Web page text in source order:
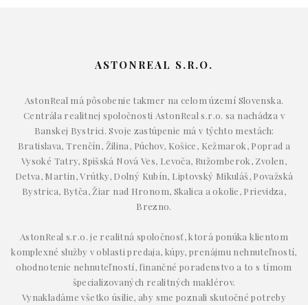
ASTONREAL S.R.O.
AstonReal má pôsobenie takmer na celom území Slovenska.
Centrála realitnej spoločnosti AstonReal s.r.o. sa nachádza v
Banskej Bystrici. Svoje zastúpenie má v týchto mestách:
Bratislava, Trenčín, Žilina, Púchov, Košice, Kežmarok, Poprad a
Vysoké Tatry, Spišská Nová Ves, Levoča, Ružomberok, Zvolen,
Detva, Martin, Vrútky, Dolný Kubín, Liptovský Mikuláš, Považská
Bystrica, Bytča, Žiar nad Hronom, Skalica a okolie, Prievidza,
Brezno.
AstonReal s.r.o. je realitná spoločnosť, ktorá ponúka klientom
komplexné služby v oblasti predaja, kúpy, prenájmu nehnuteľností,
ohodnotenie nehnuteľností, finančné poradenstvo a to s tímom
špecializovaných realitných maklérov.
Vynakladáme všetko úsilie, aby sme poznali skutočné potreby